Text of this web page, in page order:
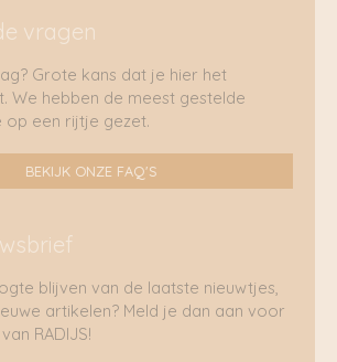
vragen
Grote kans dat je hier het
We hebben de meest gestelde
een rijtje gezet.
BEKIJK ONZE FAQ'S
blijven van de laatste nieuwtjes,
artikelen? Meld je dan aan voor
RADIJS!